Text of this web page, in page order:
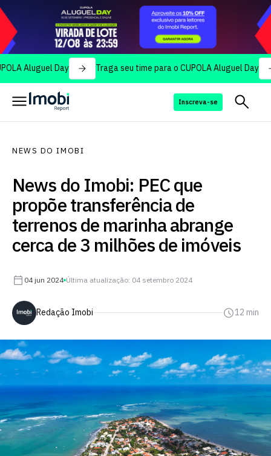
Day Traga seu time para o CUPOLA Aluguel Day
Inscreva-se
NEWS DO IMOBI
News do Imobi: PEC que
propõe transferência de
terrenos de marinha abrange
cerca de 3 milhões de imóveis
04 jun 2024 Última atualização: 04 setembro 2024
Redação Imobi 12 min